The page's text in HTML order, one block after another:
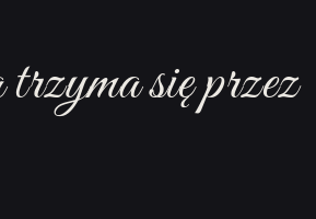
się przez